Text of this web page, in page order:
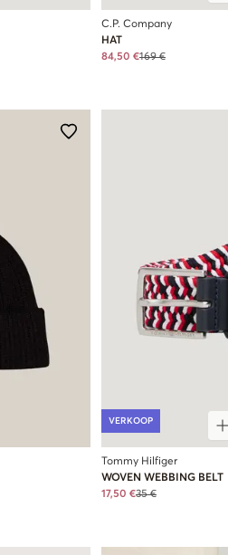
C.P. Company
HAT
84,50 €169 €
VERKOOP
Tommy Hilfiger
WOVEN WEBBING BELT
17,50 €35 €